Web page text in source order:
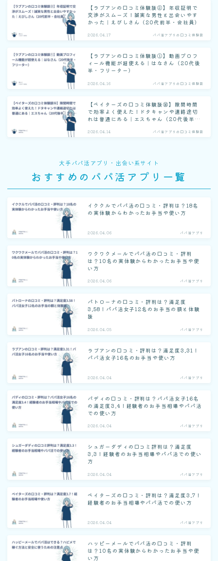
【ラブアンの口コミ体験談②】年収証明で
交渉がスムーズ！誠実な男性と出会いやす
かった｜えびしさん（20代前半・会社員）
2026.04.17 パパ活アプリの口コミ体験談
【ラブアンの口コミ体験談①】動画プロフ
ィール機能が超使える｜はなさん（20代後
半・フリーター）
2026.04.16 パパ活アプリの口コミ体験談
【ペイターズの口コミ体験談⑯】隙間時間
で効率よく使えた！ドタキャンや連絡途切
れは普通にある｜エスちゃん（20代後半・
2026.04.14 パパ活アプリの口コミ体験談
大手パパ活アプリ・出会い系サイト
おすすめのパパ活アプリ一覧
イククルでパパ活の口コミ・評判は？18名
の実体験からわかったお手当や使い方
2026.04.06 パパ活アプリ
ワクワクメールでパパ活の口コミ・評判
は？10名の実体験からわかったお手当や使
い方
2026.04.06 パパ活アプリ
パトローナの口コミ・評判は？満足度
3.58！パパ活女子12名のお手当の額と体験
談
2026.04.05 パパ活アプリ
ラブアンの口コミ・評判は？満足度3.31！
パパ活女子16名のお手当や使い方
2026.04.04 パパ活アプリ
パディの口コミ・評判は？パパ活女子16名
の満足度3.4！経験者のお手当相場やパパ活
での使い方
2026.04.04 パパ活アプリ
シュガーダディの口コミ評判は？満足度
3.3！経験者のお手当相場やパパ活での使い
方
2026.04.04 パパ活アプリ
ペイターズの口コミ・評判は？満足度3.7！
経験者のお手当相場やパパ活での使い方
2026.04.04 パパ活アプリ
ハッピーメールでパパ活の口コミ・評判
は？10名の実体験からわかったお手当や使
い方